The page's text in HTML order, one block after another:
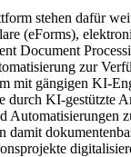
stehen dafür
(eForms),
Document
zur
mit gängigen KI-
durch KI-gestützte
Automatisierungen
damit